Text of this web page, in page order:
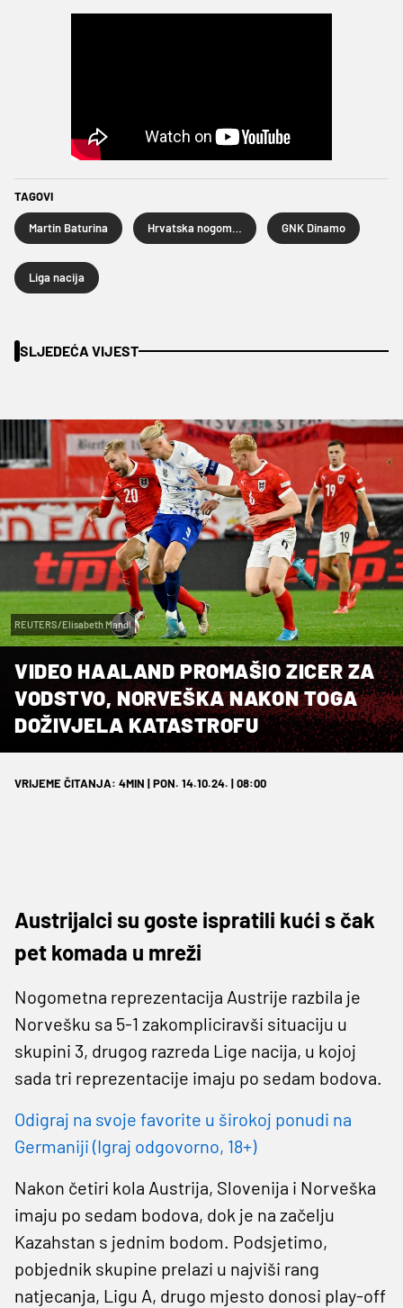
TAGOVI
Martin Baturina GNK Dinamo
Liga nacija
SLJEDEĆA VIJEST
REUTERS/Elisabeth Mandl
VIDEO HAALAND PROMAŠIO ZICER ZA
VODSTVO, NORVEŠKA NAKON TOGA
DOŽIVJELA KATASTROFU
VRIJEME ČITANJA: 4MIN | PON. 14.10.24. | 08:00
Austrijalci su goste ispratili kući s čak
pet komada u mreži
Nogometna reprezentacija Austrije razbila je
Norvešku sa 5-1 zakompliciravši situaciju u
skupini 3, drugog razreda Lige nacija, u kojoj
sada tri reprezentacije imaju po sedam bodova.
Odigraj na svoje favorite u širokoj ponudi na
Germaniji (Igraj odgovorno, 18+)
Nakon četiri kola Austrija, Slovenija i Norveška
imaju po sedam bodova, dok je na začelju
Kazahstan s jednim bodom. Podsjetimo,
pobjednik skupine prelazi u najviši rang
natjecanja, Ligu A, drugo mjesto donosi play-off